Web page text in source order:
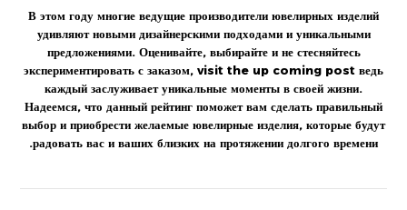
В этом году многие ведущие производители ювелирных изделий
удивляют новыми дизайнерскими подходами и уникальными
предложениями. Оценивайте, выбирайте и не стесняйтесь
экспериментировать с заказом, visit the up coming post ведь
каждый заслуживает уникальные моменты в своей жизни.
Надеемся, что данный рейтинг поможет вам сделать правильный
выбор и приобрести желаемые ювелирные изделия, которые будут
радовать вас и ваших близких на протяжении долгого времени.